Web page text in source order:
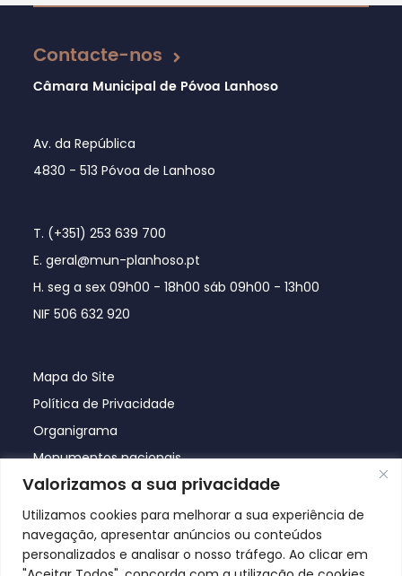
Valorizamos a sua privacidade
Utilizamos cookies para melhorar a sua experiência de
navegação, apresentar anúncios ou conteúdos
personalizados e analisar o nosso tráfego. Ao clicar em
Atualizado em 16/11/2020
Contacte-nos
Câmara Municipal de Póvoa Lanhoso
Av. da República
4830 - 513 Póvoa de Lanhoso
T. (+351) 253 639 700
E. geral@mun-planhoso.pt
H. seg a sex 09h00 - 18h00 sáb 09h00 - 13h00
NIF 506 632 920
Mapa do Site
Política de Privacidade
Organigrama
Monumentos nacionais